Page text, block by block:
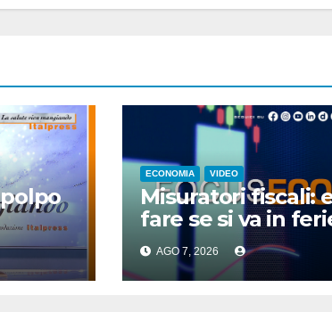
ECONOMIA VIDEO
Misuratori fiscali:
fare se si va in
AGO 7, 2026